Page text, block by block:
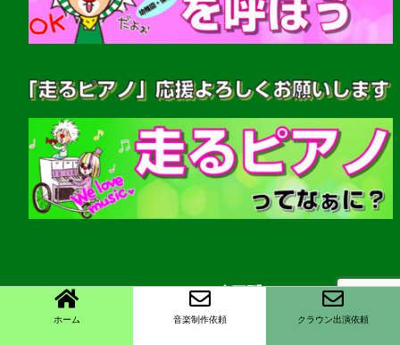
OverTone 潤
ホーム 音楽制作依頼 クラウン出演依頼